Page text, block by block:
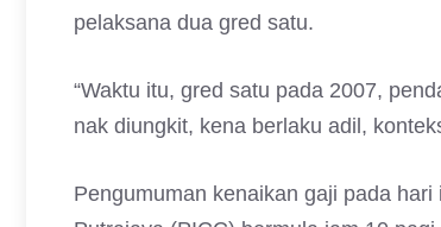
pelaksana dua gred satu.
“Waktu itu, gred satu pada 2007,
nak diungkit, kena berlaku adil,
Pengumuman kenaikan gaji pada